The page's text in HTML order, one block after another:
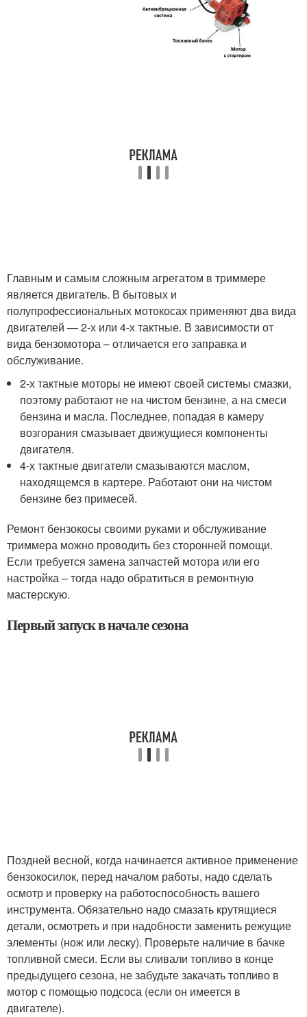
Главным и самым сложным агрегатом в триммере
является двигатель. В бытовых и
полупрофессиональных мотокосах применяют два вида
двигателей — 2-х или 4-х тактные. В зависимости от
вида бензомотора – отличается его заправка и
обслуживание.
2-х тактные моторы не имеют своей системы смазки,
поэтому работают не на чистом бензине, а на смеси
бензина и масла. Последнее, попадая в камеру
возгорания смазывает движущиеся компоненты
двигателя.
4-х тактные двигатели смазываются маслом,
находящемся в картере. Работают они на чистом
бензине без примесей.
Ремонт бензокосы своими руками и обслуживание
триммера можно проводить без сторонней помощи.
Если требуется замена запчастей мотора или его
настройка – тогда надо обратиться в ремонтную
мастерскую.
Первый запуск в начале сезона
Поздней весной, когда начинается активное применение
бензокосилок, перед началом работы, надо сделать
осмотр и проверку на работоспособность вашего
инструмента. Обязательно надо смазать крутящиеся
детали, осмотреть и при надобности заменить режущие
элементы (нож или леску). Проверьте наличие в бачке
топливной смеси. Если вы сливали топливо в конце
предыдущего сезона, не забудьте закачать топливо в
мотор с помощью подсоса (если он имеется в
двигателе).